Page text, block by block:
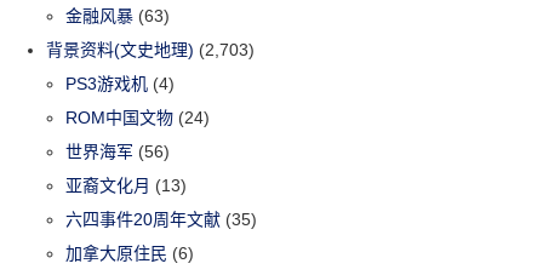
金融风暴 (63)
背景资料(文史地理) (2,703)
PS3游戏机 (4)
ROM中国文物 (24)
世界海军 (56)
亚裔文化月 (13)
六四事件20周年文献 (35)
加拿大原住民 (6)